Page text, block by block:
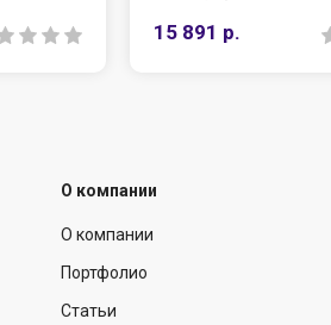
15 891 р.
О компании
О компании
Портфолио
Статьи